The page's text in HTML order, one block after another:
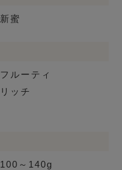
新蜜
フルーティ
リッチ
100～140g